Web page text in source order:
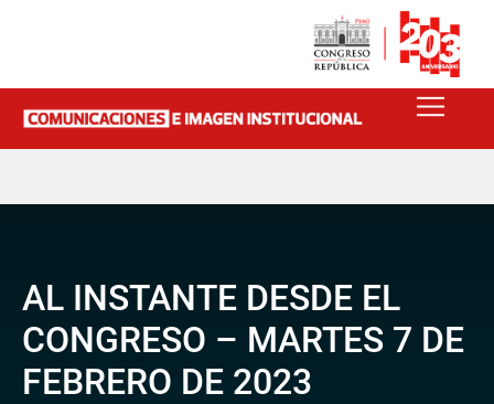
AL INSTANTE DESDE EL
CONGRESO – MARTES 7 DE
FEBRERO DE 2023